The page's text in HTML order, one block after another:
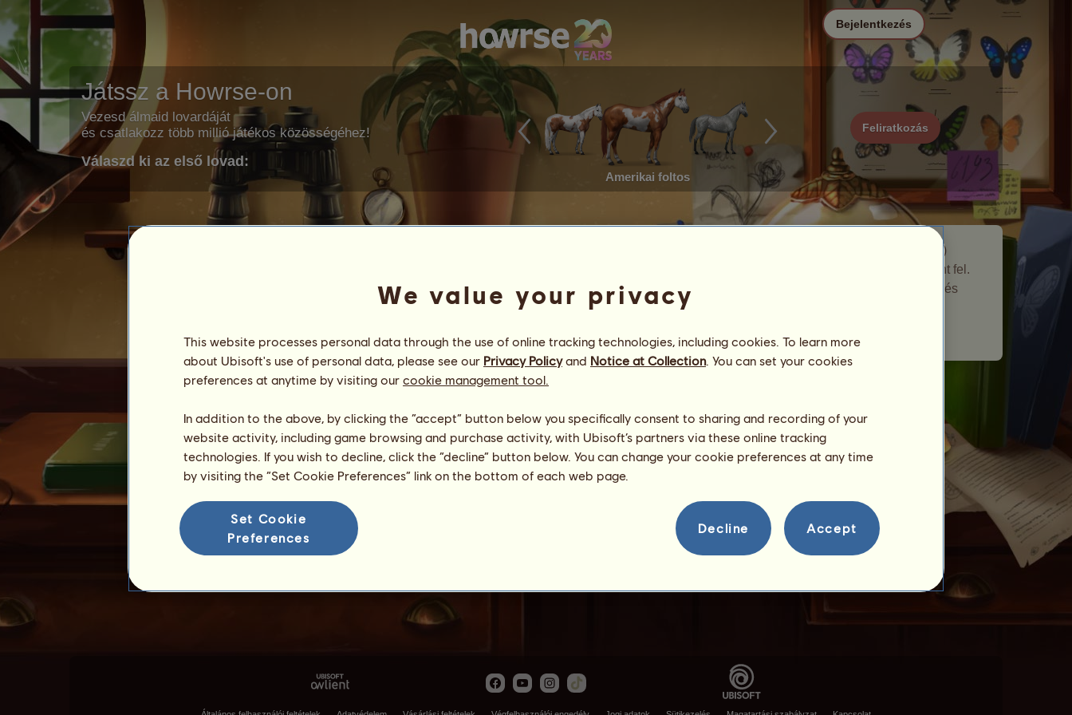
Játssz a Howrse-on
Vezesd álmaid lovardáját
és csatlakozz több millió játékos közösségéhez!
Válaszd ki az első lovad:
Amerikai foltos
Feliratkozás
Bejelentkezés
Atalantalepke
Atalantalepke egy vándor ló, amely a(z)
vándor ló eseményen bukkant fel.
Rövid ideig maradt a tenyészfarmodon és
Látogatott játékosok száma:
We value your privacy
This website processes personal data through the use of online tracking technologies, including cookies. To learn more
about Ubisoft's use of personal data, please see our Privacy Policyand Notice at Collection. You can set your cookies
preferences at anytime by visiting our cookie management tool.
In addition to the above, by clicking the “accept” button below you specifically consent to sharing and recording of your
website activity, including game browsing and purchase activity, with Ubisoft’s partners via these online tracking
technologies. If you wish to decline, click the “decline” button below. You can change your cookie preferences at any time
by visiting the “Set Cookie Preferences” link on the bottom of each web page.
Set Cookie
Preferences
Decline Accept